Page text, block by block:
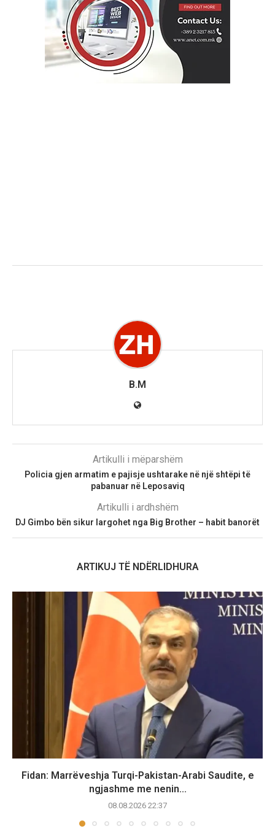
B.M
Artikulli i mëparshëm
Policia gjen armatim e pajisje ushtarake në një shtëpi të
pabanuar në Leposaviq
Artikulli i ardhshëm
DJ Gimbo bën sikur largohet nga Big Brother – habit banorët
ARTIKUJ TË NDËRLIDHURA
Fidan: Marrëveshja Turqi-Pakistan-Arabi Saudite, e
ngjashme me nenin...
08.08.2026 22:37